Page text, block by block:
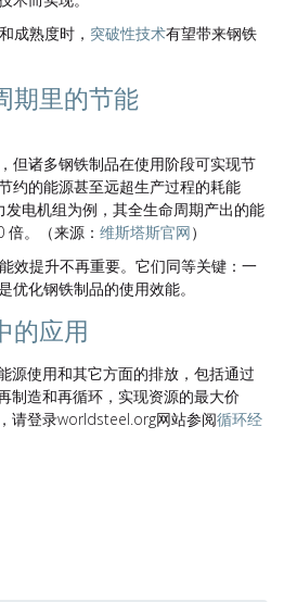
成熟度时， 突破性技术有望带来钢铁
期里的节能
但诸多钢铁制品在使用阶段可实现节
约的能源甚至远超生产过程的耗能
电机组为例，其全生命周期产出的能
。（来源： 维斯塔斯官网）
效提升不再重要。它们同等关键：一
优化钢铁制品的使用效能。
的应用
源使用和其它方面的排放，包括通过
制造和再循环，实现资源的最大价
请登录worldsteel.org网站参阅循环经